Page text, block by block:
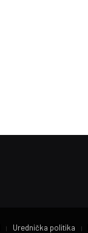
Urednička politika